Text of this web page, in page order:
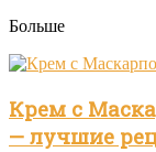
Больше
Крем с
— лучшие